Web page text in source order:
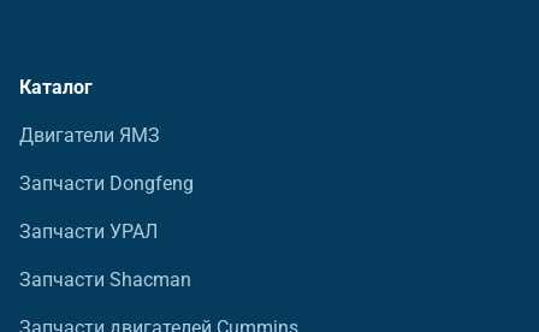
Каталог
Двигатели ЯМЗ
Запчасти Dongfeng
Запчасти УРАЛ
Запчасти Shacman